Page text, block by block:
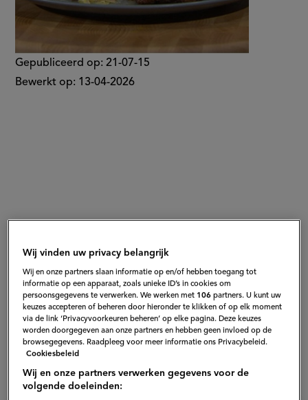
Gepubliceerd op: 21-07-15
Bewerkt op: 13-04-2026
Wij vinden uw privacy belangrijk
Wij en onze partners slaan informatie op en/of hebben toegang tot
informatie op een apparaat, zoals unieke ID’s in cookies om
persoonsgegevens te verwerken. We werken met 106 partners. U kunt uw
keuzes accepteren of beheren door hieronder te klikken of op elk moment
via de link ‘Privacyvoorkeuren beheren’ op elke pagina. Deze keuzes
worden doorgegeven aan onze partners en hebben geen invloed op de
browsegegevens. Raadpleeg voor meer informatie ons Privacybeleid.
Cookiesbeleid
Wij en onze partners verwerken gegevens voor de
volgende doeleinden: